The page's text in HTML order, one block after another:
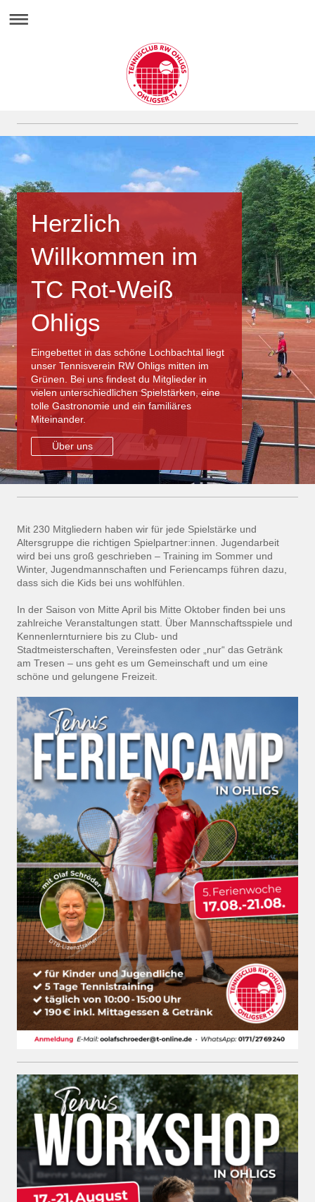
Herzlich
Willkommen im
TC Rot-Weiß
Ohligs
Eingebettet in das schöne Lochbachtal liegt
unser Tennisverein RW Ohligs mitten im
Grünen. Bei uns findest du Mitglieder in
vielen unterschiedlichen Spielstärken, eine
tolle Gastronomie und ein familiäres
Miteinander.
Über uns
Mit 230 Mitgliedern haben wir für jede Spielstärke und
Altersgruppe die richtigen Spielpartner:innen. Jugendarbeit
wird bei uns groß geschrieben – Training im Sommer und
Winter, Jugendmannschaften und Feriencamps führen dazu,
dass sich die Kids bei uns wohlfühlen.
In der Saison von Mitte April bis Mitte Oktober finden bei uns
zahlreiche Veranstaltungen statt. Über Mannschaftsspiele und
Kennenlernturniere bis zu Club- und
Stadtmeisterschaften, Vereinsfesten oder „nur“ das Getränk
am Tresen – uns geht es um Gemeinschaft und um eine
schöne und gelungene Freizeit.